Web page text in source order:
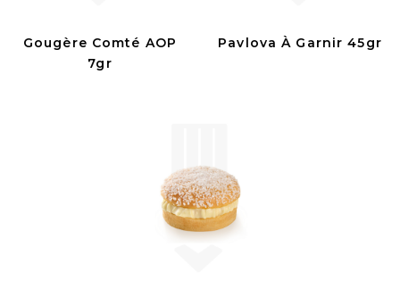
Gougère Comté AOP
7gr
Pavlova À Garnir 45gr